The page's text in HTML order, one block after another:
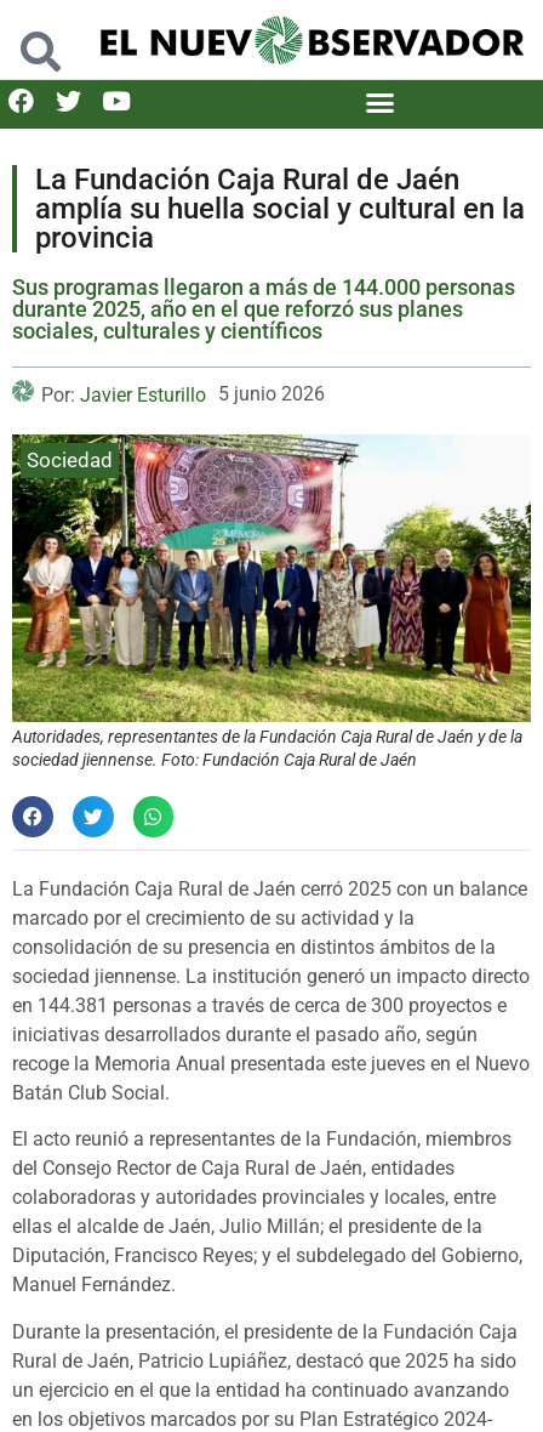
La Fundación Caja Rural de Jaén
amplía su huella social y cultural en la
provincia
Sus programas llegaron a más de 144.000 personas
durante 2025, año en el que reforzó sus planes
sociales, culturales y científicos
Por: Javier Esturillo 5 junio 2026
Sociedad
Autoridades, representantes de la Fundación Caja Rural de Jaén y de la
sociedad jiennense. Foto: Fundación Caja Rural de Jaén
La Fundación Caja Rural de Jaén cerró 2025 con un balance
marcado por el crecimiento de su actividad y la
consolidación de su presencia en distintos ámbitos de la
sociedad jiennense. La institución generó un impacto directo
en 144.381 personas a través de cerca de 300 proyectos e
iniciativas desarrollados durante el pasado año, según
recoge la Memoria Anual presentada este jueves en el Nuevo
Batán Club Social.
El acto reunió a representantes de la Fundación, miembros
del Consejo Rector de Caja Rural de Jaén, entidades
colaboradoras y autoridades provinciales y locales, entre
ellas el alcalde de Jaén, Julio Millán; el presidente de la
Diputación, Francisco Reyes; y el subdelegado del Gobierno,
Manuel Fernández.
Durante la presentación, el presidente de la Fundación Caja
Rural de Jaén, Patricio Lupiáñez, destacó que 2025 ha sido
un ejercicio en el que la entidad ha continuado avanzando
en los objetivos marcados por su Plan Estratégico 2024-